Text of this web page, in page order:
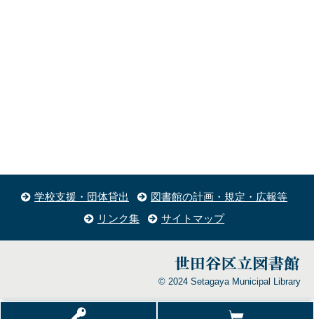
学校支援・団体貸出
図書館の計画・規定・広報等
リンク集
サイトマップ
© 2024 Setagaya Municipal Library